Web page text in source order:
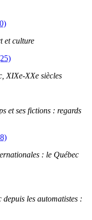
et culture
XIXe-XXe siècles
et ses fictions : regards
: le Québec
les automatistes :